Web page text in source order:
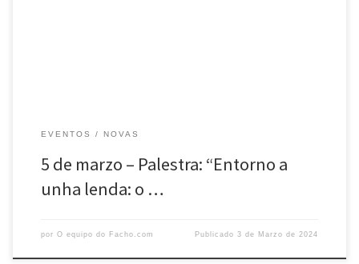
EVENTOS NOVAS
5 de marzo – Palestra: “Entorno a
unha lenda: o …
por O equipo do Facho.com Publicado3 de Marzo de 2024